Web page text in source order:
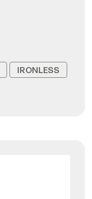
IRONLESS